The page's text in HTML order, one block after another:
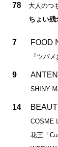
78 大人のつ
ちょい残
7 FOOD
『ツバ
9
SHINY
14
COSME
花王「